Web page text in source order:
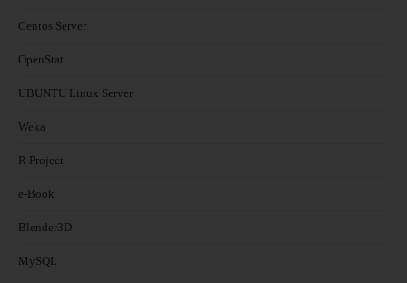
Centos Server
OpenStat
UBUNTU Linux Server
Weka
R Project
e-Book
Blender3D
MySQL